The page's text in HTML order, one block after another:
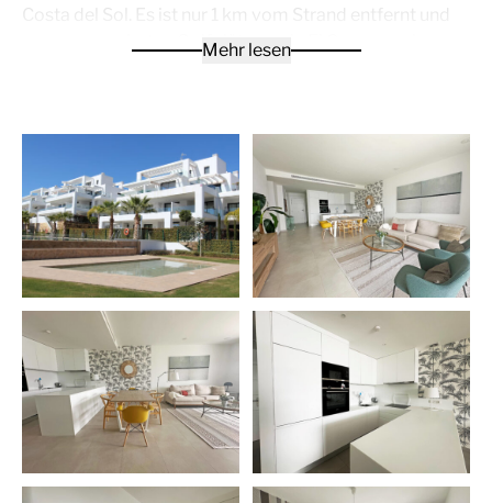
Costa del Sol. Es ist nur 1 km vom Strand entfernt und
von renommierten Golfplätzen wie El Campanario,
umfasst eine offene Küche, die vollständig mit
hochwertigen SIEMENS-Geräten ausgestattet ist, ideal
für diejenigen, die Komfort und Funktionalität suchen.
Es verfügt außerdem über eine Klimaanlage, ein
Alarmsystem und einen Rauchmelder für die Sicherheit.
Im Cortijo del Golf verfügt jedes Apartment über einen
Parkplatz und einen Abstellraum mit unabhängigem
Zugang zu den Garagen von jedem Block aus. Darüber
hinaus verfügt unser Komplex über 2 Swimmingpools,
einen für Erwachsene und einen für Kinder, sodass Sie
sich entspannen und die Sonne in einer ruhigen und
sicheren Umgebung genießen können.
Diese Wohnung befindet sich inAtalaya, fünf
Mehr lesen